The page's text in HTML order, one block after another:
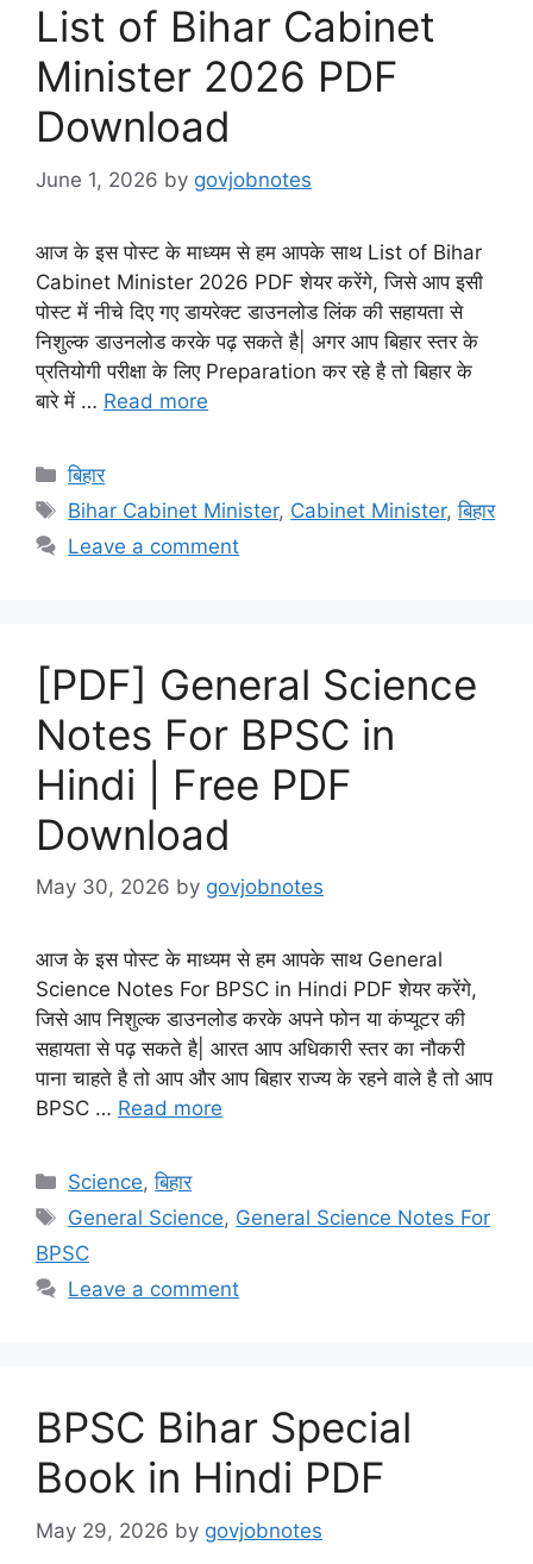
List of Bihar Cabinet
Minister 2026 PDF
Download
June 1, 2026 by govjobnotes
आज के इस पोस्ट के माध्यम से हम आपके साथ List of Bihar
Cabinet Minister 2026 PDF शेयर करेंगे, जिसे आप इसी
पोस्ट में नीचे दिए गए डायरेक्ट डाउनलोड लिंक की सहायता से
निशुल्क डाउनलोड करके पढ़ सकते है| अगर आप बिहार स्तर के
प्रतियोगी परीक्षा के लिए Preparation कर रहे है तो बिहार के
बारे में … Read more
Categories
बिहार
Tags
Bihar Cabinet Minister, Cabinet Minister,बिहार
Leave a comment
[PDF] General Science
Notes For BPSC in
Hindi | Free PDF
Download
May 30, 2026 by govjobnotes
आज के इस पोस्ट के माध्यम से हम आपके साथ General
Science Notes For BPSC in Hindi PDF शेयर करेंगे,
जिसे आप निशुल्क डाउनलोड करके अपने फोन या कंप्यूटर की
सहायता से पढ़ सकते है| आरत आप अधिकारी स्तर का नौकरी
पाना चाहते है तो आप और आप बिहार राज्य के रहने वाले है तो आप
BPSC … Read more
Categories
Science,बिहार
Tags
General Science, General Science Notes For
BPSC
Leave a comment
BPSC Bihar Special
Book in Hindi PDF
May 29, 2026 by govjobnotes